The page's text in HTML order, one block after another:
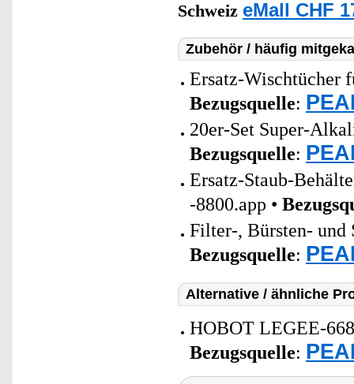
Schweiz eMall CHF
Zubehör / häufig
Ersatz-Wischtücher
Bezugsquelle:
20er-Set Super-
Bezugsquelle:
Ersatz-Staub-
-8800.app •
Filter-, Bürsten- und
Bezugsquelle:
Alternative / ähnliche
HOBOT LEGEE-
Bezugsquelle: